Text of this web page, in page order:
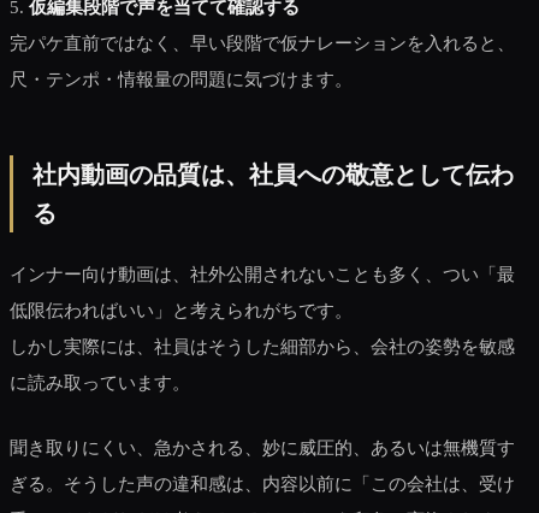
5. 仮編集段階で声を当てて確認する
完パケ直前ではなく、早い段階で仮ナレーションを入れると、
尺・テンポ・情報量の問題に気づけます。
社内動画の品質は、社員への敬意として伝わ
る
インナー向け動画は、社外公開されないことも多く、つい「最
低限伝わればいい」と考えられがちです。
しかし実際には、社員はそうした細部から、会社の姿勢を敏感
に読み取っています。
聞き取りにくい、急かされる、妙に威圧的、あるいは無機質す
ぎる。そうした声の違和感は、内容以前に「この会社は、受け